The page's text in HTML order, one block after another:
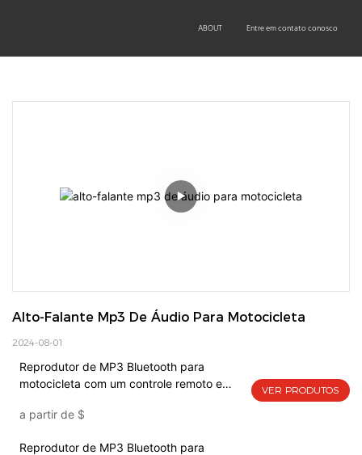
ABOUT Entre em contato conosco
Alto-Falante Mp3 De Áudio Para Motocicleta
2024-08-01
Reprodutor de MP3 Bluetooth para
motocicleta com um controle remoto e
a partir de $
VER PRODUTOS
Reprodutor de MP3 Bluetooth para